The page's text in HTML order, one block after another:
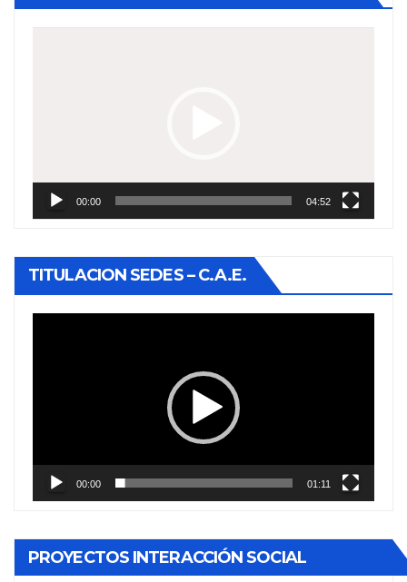
00:00 04:52
TITULACION SEDES – C.A.E.
00:00 01:11
PROYECTOS INTERACCIÓN SOCIAL